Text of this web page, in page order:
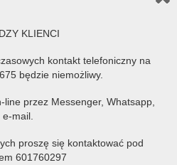
KLIENCI
kontakt telefoniczny na
będzie niemożliwy.
przez Messenger, Whatsapp,
e-mail.
proszę się kontaktować pod
601760297